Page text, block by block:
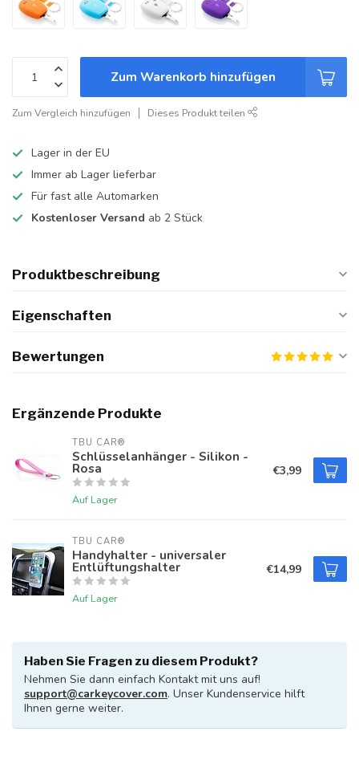
Zum Warenkorb hinzufügen
Zum Vergleich hinzufügen Dieses Produkt teilen
Lager in der EU
Immer ab Lager lieferbar
Für fast alle Automarken
Kostenloser Versand ab 2 Stück
Produktbeschreibung
Eigenschaften
Bewertungen
Ergänzende Produkte
TBU CAR®
Schlüsselanhänger - Silikon -
Rosa
Auf Lager
€3,99
TBU CAR®
Handyhalter - universaler
Entlüftungshalter
Auf Lager
€14,99
Haben Sie Fragen zu diesem Produkt?
Nehmen Sie dann einfach Kontakt mit uns auf!
support@carkeycover.com. Unser Kundenservice hilft
Ihnen gerne weiter.